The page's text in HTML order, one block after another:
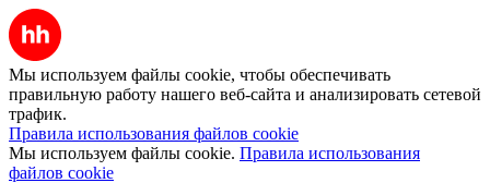
Мы используем файлы cookie, чтобы обеспечивать
правильную работу нашего веб-сайта и анализировать сетевой
трафик.
Правила использования файлов cookie
Мы используем файлы cookie. Правила использования
файлов cookie